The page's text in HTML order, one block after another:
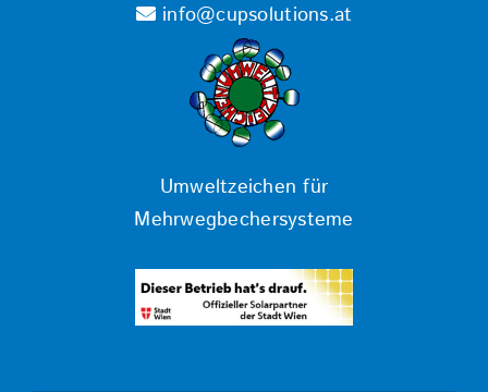
info@cupsolutions.at
Umweltzeichen für
Mehrwegbechersysteme